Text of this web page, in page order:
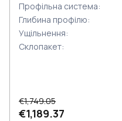
Профільна система:
Глибина профілю:
Ущільнення:
Склопакет:
€1,749.05
€1,189.37